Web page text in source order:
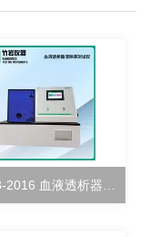
YY0053-2016 血液透析器清除率测试仪